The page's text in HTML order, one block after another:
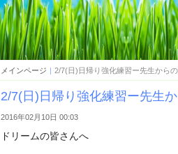
メインページ | 2/7(日)日帰り強化練習ー先生から
2/7(日)日帰り強化練習ー先生
2016年02月10日 00:03
ドリームの皆さんへ